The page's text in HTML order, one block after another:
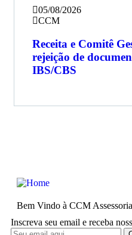
05/08/2026
CCM
Receita e Comitê
rejeição de
IBS/CBS
Bem Vindo à CCM
Inscreva seu email e receba